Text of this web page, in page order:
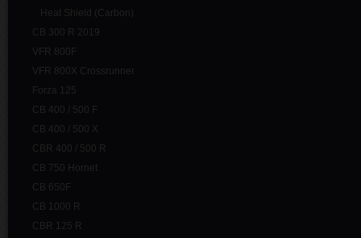
Heat Shield (Carbon)
CB 300 R 2019
VFR 800F
VFR 800X Crossrunner
Forza 125
CB 400 / 500 F
CB 400 / 500 X
CBR 400 / 500 R
CB 750 Hornet
CB 650F
CB 1000 R
CBR 125 R